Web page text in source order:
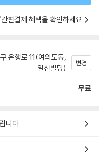
편결제 혜택을 확인하세요
은행로 11(여의도동,
일신빌딩)
변경
무료
니다.